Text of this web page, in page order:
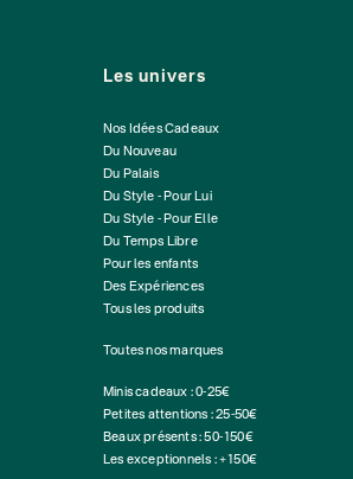
Les univers
Nos Idées Cadeaux
Du Nouveau
Du Palais
Du Style - Pour Lui
Du Style - Pour Elle
Du Temps Libre
Pour les enfants
Des Expériences
Tous les produits
Toutes nos marques
Minis cadeaux : 0-25€
Petites attentions : 25-50€
Beaux présents : 50-150€
Les exceptionnels : +150€